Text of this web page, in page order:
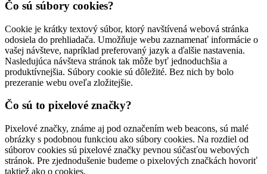
Čo sú súbory cookies?
Cookie je krátky textový súbor, ktorý navštívená webová stránka
odosiela do prehliadača. Umožňuje webu zaznamenať informácie o
vašej návšteve, napríklad preferovaný jazyk a ďalšie nastavenia.
Nasledujúca návšteva stránok tak môže byť jednoduchšia a
produktívnejšia. Súbory cookie sú dôležité. Bez nich by bolo
prezeranie webu oveľa zložitejšie.
Čo sú to pixelové značky?
Pixelové značky, známe aj pod označením web beacons, sú malé
obrázky s podobnou funkciou ako súbory cookies. Na rozdiel od
súborov cookies sú pixelové značky pevnou súčasťou webových
stránok. Pre zjednodušenie budeme o pixelových značkách hovoriť
taktiež ako o cookies.